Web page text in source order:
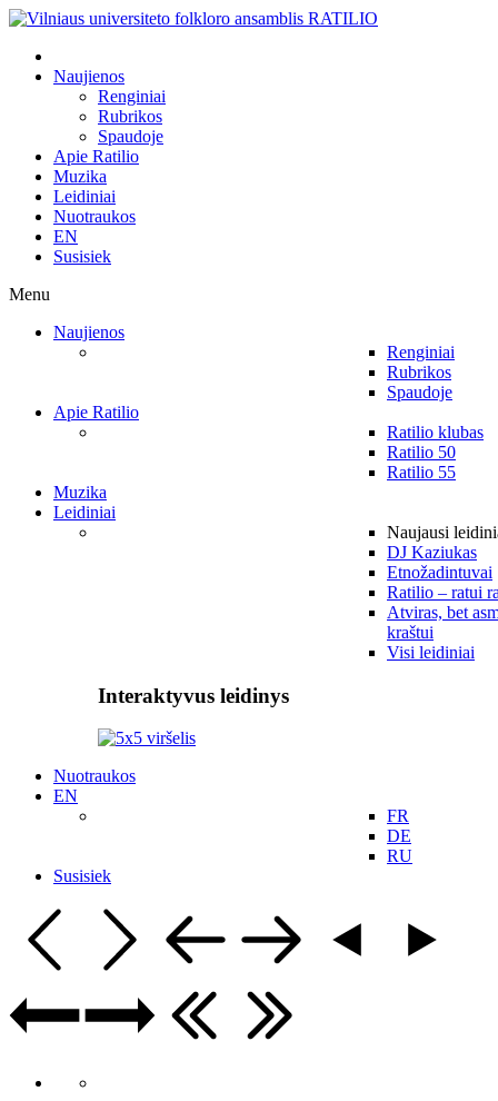
Naujienos
Renginiai
Rubrikos
Spaudoje
Apie Ratilio
Muzika
Leidiniai
Nuotraukos
EN
Susisiek
Menu
Naujienos
Renginiai
Rubrikos
Spaudoje
Apie Ratilio
Ratilio klubas
Ratilio 50
Ratilio 55
Muzika
Leidiniai
Naujausi
DJ Kaziukas
Etnožadintuvai
Ratilio – ratui
Atviras, bet
kraštui
Visi leidiniai
Interaktyvus leidinys
Nuotraukos
EN
FR
DE
RU
Susisiek